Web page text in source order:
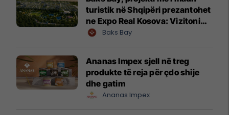
turistik në Shqipëri prezantohet
ne Expo Real Kosova: Vizitoni
shtandin dhe zbuloni
Baks Bay
Ananas Impex sjell në treg
produkte të reja për çdo shije
dhe gatim
Ananas Impex